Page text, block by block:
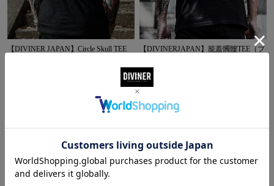
【DIVINER JAPAN】Circle Skull TEE
【DIVINERJAPAN】籠蓋髑髏TEE（ブ